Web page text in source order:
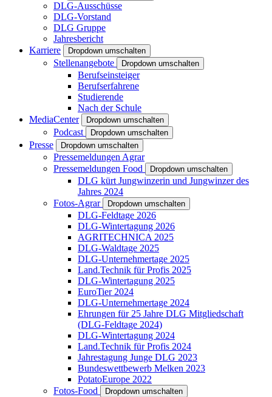
DLG-Ausschüsse
DLG-Vorstand
DLG Gruppe
Jahresbericht
Karriere
Dropdown umschalten
Stellenangebote Dropdown umschalten
Berufseinsteiger
Berufserfahrene
Studierende
Nach der Schule
MediaCenter
Dropdown umschalten
Podcast Dropdown umschalten
Presse Dropdown umschalten
Pressemeldungen Agrar
Pressemeldungen Food
Dropdown umschalten
DLG kürt Jungwinzerin und Jungwinzer des
Jahres 2024
Fotos-Agrar
Dropdown umschalten
DLG-Feldtage 2026
DLG-Wintertagung 2026
AGRITECHNICA 2025
DLG-Waldtage 2025
DLG-Unternehmertage 2025
Land.Technik für Profis 2025
DLG-Wintertagung 2025
EuroTier 2024
DLG-Unternehmertage 2024
Ehrungen für 25 Jahre DLG Mitgliedschaft
(DLG-Feldtage 2024)
DLG-Wintertagung 2024
Land.Technik für Profis 2024
Jahrestagung Junge DLG 2023
Bundeswettbewerb Melken 2023
PotatoEurope 2022
Fotos-Food
Dropdown umschalten